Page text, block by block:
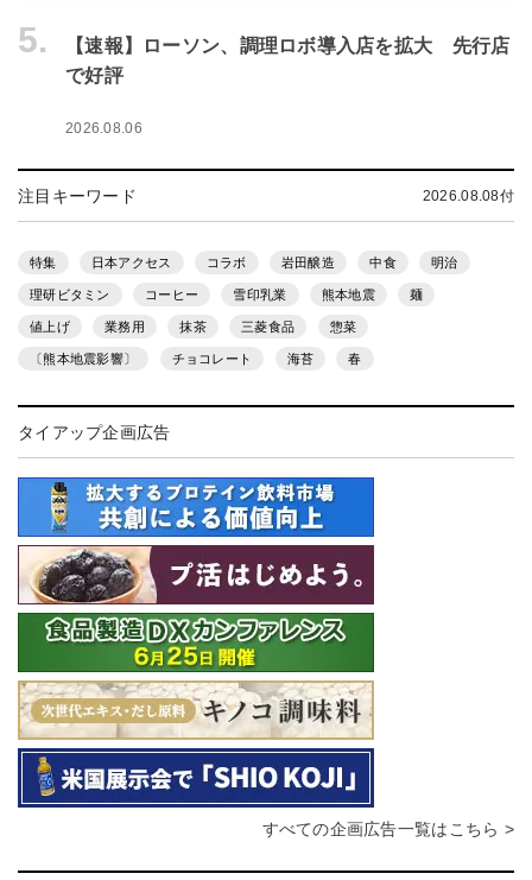
5.
【速報】ローソン、調理ロボ導入店を拡大 先行店
で好評
2026.08.06
注目キーワード 2026.08.08付
特集 日本アクセス コラボ 岩田醸造 中食 明治
理研ビタミン コーヒー 雪印乳業 熊本地震 麺
値上げ 業務用 抹茶 三菱食品 惣菜
〔熊本地震影響〕 チョコレート 海苔 春
タイアップ企画広告
すべての企画広告一覧はこちら >